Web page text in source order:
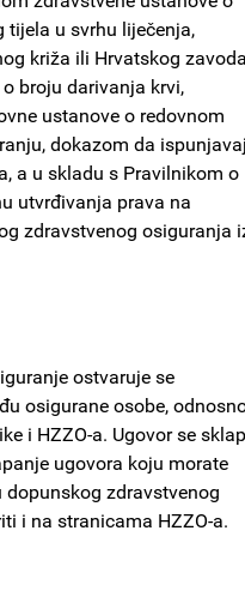
u svrhu liječenja,
križa ili Hrvatskog
broju darivanja krvi,
ustanove o redovnom
dokazom da
a u skladu s Pravilnikom o
utvrđivanja prava na
zdravstvenog osiguranja
ostvaruje se
osigurane osobe,
i HZZO-a. Ugovor se
ugovora koju morate
dopunskog zdravstvenog
i na stranicama HZZO-a.